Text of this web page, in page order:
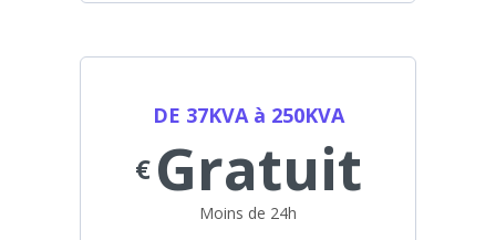
DE 37KVA à 250KVA
€ Gratuit
Moins de 24h